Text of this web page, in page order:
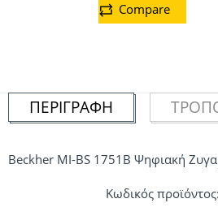
Compare
ΠΕΡΙΓΡΑΦΉ
Beckher MI-BS 1751B Ψηφιακή
Κωδικός προϊόντος: